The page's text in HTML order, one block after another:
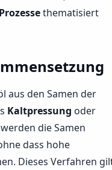
thematisiert
aus den Samen der
Kaltpressung oder
die Samen
dass hohe
Dieses Verfahren